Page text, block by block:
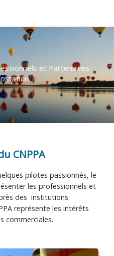
et Partenaires
CNPPA
pilotes passionnés, le
les professionnels et
des institutions
représente les intérêts
commerciales.